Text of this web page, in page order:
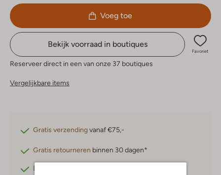
Voeg toe
Bekijk voorraad in boutiques
Favoriet
Reserveer direct in een van onze 37 boutiques
Vergelijkbare items
Gratis verzendingvanaf €75,-
Gratis retourneren binnen 30 dagen*
Betaal achteraf